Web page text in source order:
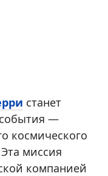
станет
события —
космического
миссия
компанией